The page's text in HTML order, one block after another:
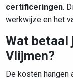
certificeringen.
werkwijze en het
Wat betaal
Vlijmen?
De kosten hangen